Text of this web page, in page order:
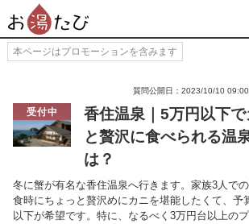
本ページはプロモーションを含みます
質問公開日：2023/10/10 09:00
受付中
香住温泉｜5万円以下
と贅沢に食べられる温
は？
冬に蟹が有名な香住温泉へ行きます。家族3人で
食時にちょっと贅沢めにカニを堪能したくて、予
以下が希望です。特に、なるべく3万円台以上の